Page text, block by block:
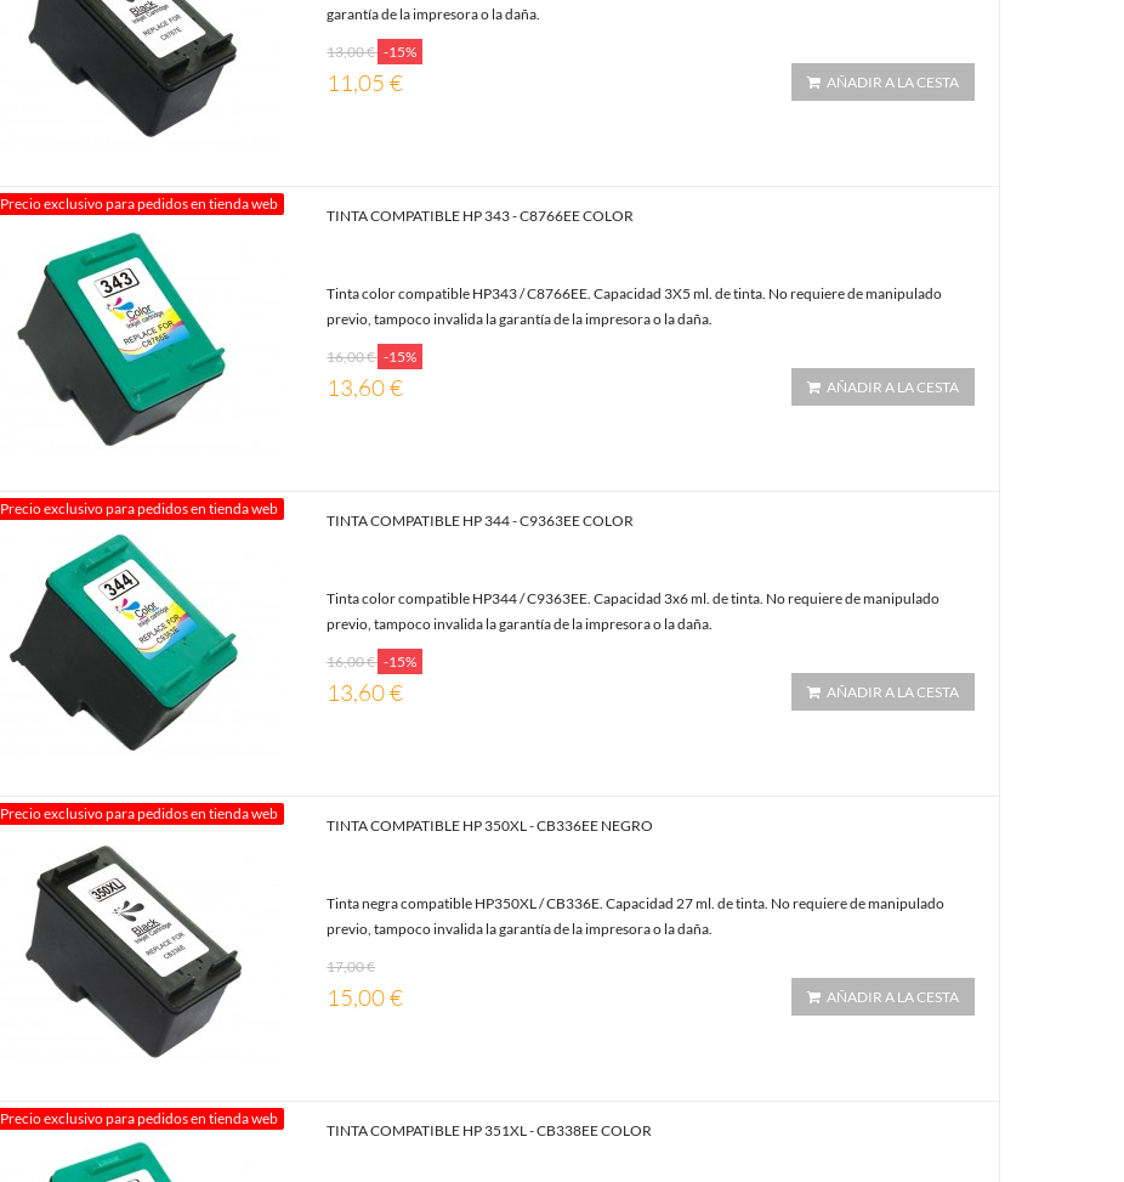
garantía de la impresora o la daña.
13,00 € -15%
11,05 € AÑADIR A LA CESTA
Precio exclusivo para pedidos en tienda web
TINTA COMPATIBLE HP 343 - C8766EE COLOR
Tinta color compatible HP343 / C8766EE. Capacidad 3X5 ml. de tinta. No requiere de manipulado
previo, tampoco invalida la garantía de la impresora o la daña.
16,00 € -15%
13,60 € AÑADIR A LA CESTA
Precio exclusivo para pedidos en tienda web
TINTA COMPATIBLE HP 344 - C9363EE COLOR
Tinta color compatible HP344 / C9363EE. Capacidad 3x6 ml. de tinta. No requiere de manipulado
previo, tampoco invalida la garantía de la impresora o la daña.
16,00 € -15%
13,60 € AÑADIR A LA CESTA
Precio exclusivo para pedidos en tienda web
TINTA COMPATIBLE HP 350XL - CB336EE NEGRO
Tinta negra compatible HP350XL / CB336E. Capacidad 27 ml. de tinta. No requiere de manipulado
previo, tampoco invalida la garantía de la impresora o la daña.
17,00 €
15,00 € AÑADIR A LA CESTA
Precio exclusivo para pedidos en tienda web
TINTA COMPATIBLE HP 351XL - CB338EE COLOR